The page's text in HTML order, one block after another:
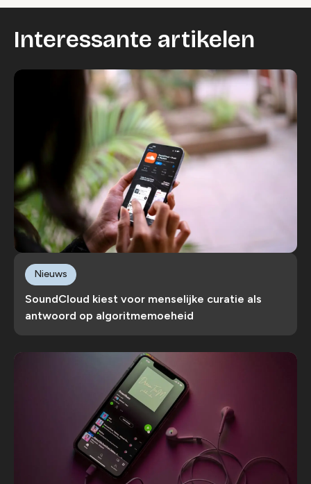
Interessante artikelen
SoundCloud kiest voor menselijke curatie als
antwoord op algoritmemoeheid
Nieuws